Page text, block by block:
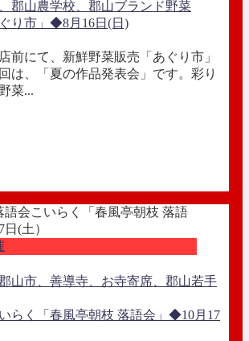
郡山農学校、郡山ブランド野菜
り市」◆8月16日(日)
前にて、新鮮野菜販売「あぐり市」
は、「夏の作品発表会」です。彩り
菜...
山市、善導寺、お寺寄席、 郡山若手
らく「春風亭朝枝 落語会」◆10月17